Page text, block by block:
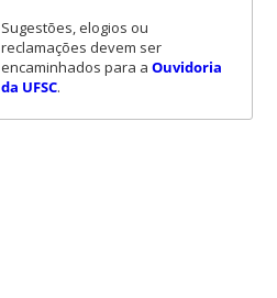
Sugestões, elogios ou
reclamações devem ser
encaminhados para a Ouvidoria
da UFSC.